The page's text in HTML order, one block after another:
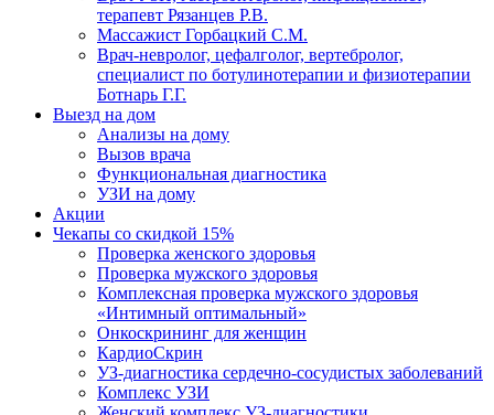
терапевт Рязанцев Р.В.
Массажист Горбацкий С.М.
Врач-невролог, цефалголог, вертебролог,
специалист по ботулинотерапии и физиотерапии
Ботнарь Г.Г.
Выезд на дом
Анализы на дому
Вызов врача
Функциональная диагностика
УЗИ на дому
Акции
Чекапы со скидкой 15%
Проверка женского здоровья
Проверка мужского здоровья
Комплексная проверка мужского здоровья
«Интимный оптимальный»
Онкоcкрининг для женщин
КардиоСкрин
УЗ-диагностика сердечно-сосудистых заболеваний
Комплекс УЗИ